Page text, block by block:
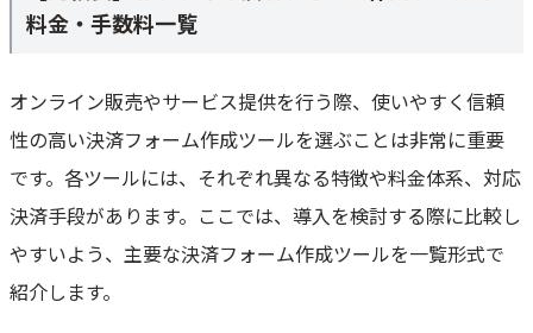
料金・手数料一覧
オンライン販売やサービス提供を行う際、使いやすく信頼
性の高い決済フォーム作成ツールを選ぶことは非常に重要
です。各ツールには、それぞれ異なる特徴や料金体系、対応
決済手段があります。ここでは、導入を検討する際に比較し
やすいよう、主要な決済フォーム作成ツールを一覧形式で
紹介します。